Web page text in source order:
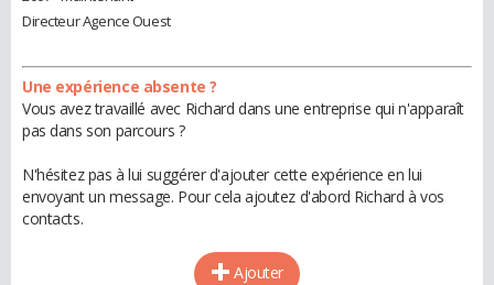
Directeur Agence Ouest
Une expérience absente ?
Vous avez travaillé avec Richard dans une entreprise qui n'apparaît
pas dans son parcours ?
N'hésitez pas à lui suggérer d'ajouter cette expérience en lui
envoyant un message. Pour cela ajoutez d'abord Richard à vos
contacts.
Ajouter